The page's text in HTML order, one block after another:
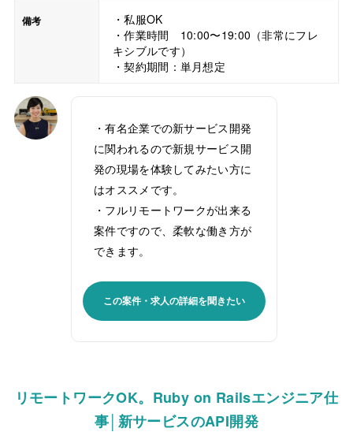
備考
・私服OK
・作業時間 10:00〜19:00（非常にフレ
キシブルです）
・契約期間：単月想定
・有名企業での新サービス開発
に関われるので新規サービス開
発の現場を体験してみたい方に
はオススメです。
・フルリモートワークが出来る
案件ですので、柔軟な働き方が
できます。
この案件・求人の詳細を聞きたい
リモートワークOK。Ruby on Railsエンジニア仕
事│新サービスのAPI開発